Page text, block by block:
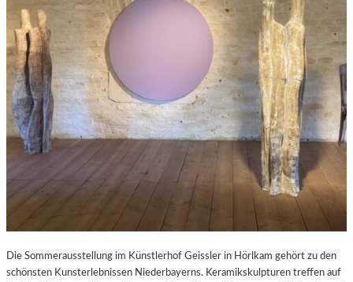
Die Sommerausstellung im Künstlerhof Geissler in Hörlkam gehört zu den
schönsten Kunsterlebnissen Niederbayerns. Keramikskulpturen treffen auf